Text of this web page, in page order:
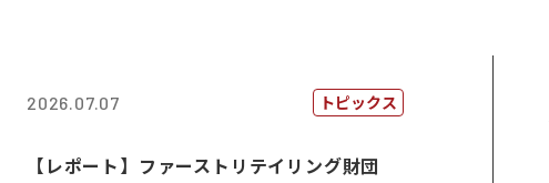
2026.07.07 トピックス
【レポート】ファーストリテイリング財団